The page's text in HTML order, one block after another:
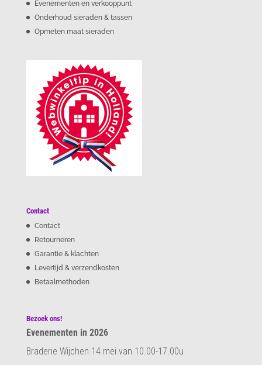
Evenementen en verkooppunt
Onderhoud sieraden & tassen
Opmeten maat sieraden
Contact
Contact
Retourneren
Garantie & klachten
Levertijd & verzendkosten
Betaalmethoden
Bezoek ons!
Evenementen in 2026
Braderie Wijchen 14 mei van 10.00-17.00u